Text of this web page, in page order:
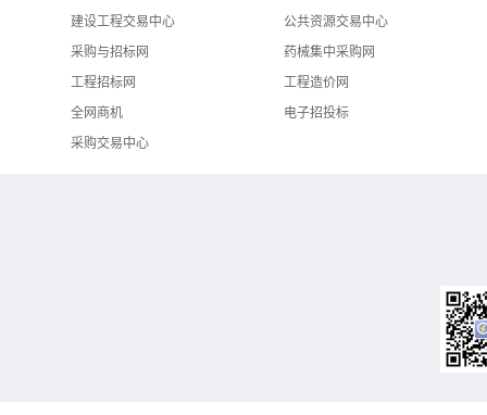
建设工程交易中心
公共资源交易中心
采购与招标网
药械集中采购网
工程招标网
工程造价网
全网商机
电子招投标
采购交易中心